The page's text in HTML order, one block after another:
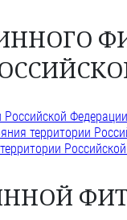
Федерации
территории